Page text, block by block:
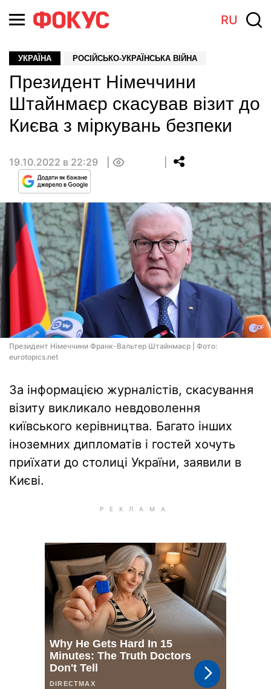
RU
УКРАЇНА РОСІЙСЬКО-УКРАЇНСЬКА ВІЙНА
Президент Німеччини
Штайнмаєр скасував візит до
Києва з міркувань безпеки
19.10.2022 в 22:29
Президент Німеччини Франк-Вальтер Штайнмаєр | Фото:
eurotopics.net
За інформацією журналістів, скасування
візиту викликало невдоволення
київського керівництва. Багато інших
іноземних дипломатів і гостей хочуть
приїхати до столиці України, заявили в
Києві.